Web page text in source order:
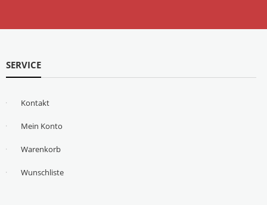
SERVICE
Kontakt
Mein Konto
Warenkorb
Wunschliste